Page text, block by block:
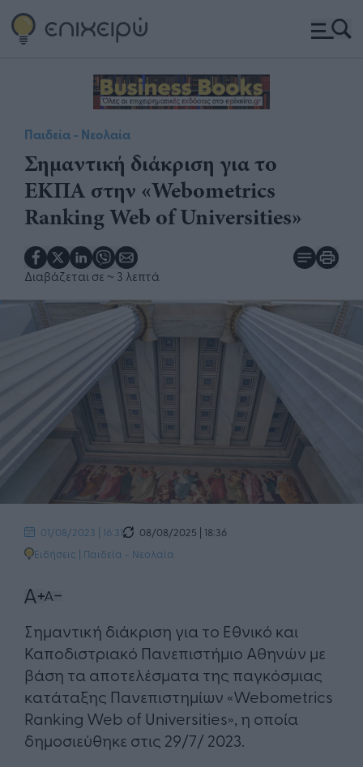
Παιδεία - Νεολαία
Σημαντική διάκριση για το
ΕΚΠΑ στην «Webometrics
Ranking Web of Universities»
Διαβάζεται σε ~ 3 λεπτά
01/08/2023 | 16:31
08/08/2025 | 18:36
Ειδήσεις | Παιδεία - Νεολαία
Σημαντική διάκριση για το Εθνικό και
Καποδιστριακό Πανεπιστήμιο Αθηνών με
βάση τα αποτελέσματα της παγκόσμιας
κατάταξης Πανεπιστημίων «Webometrics
Ranking Web of Universities», η οποία
δημοσιεύθηκε στις 29/7/ 2023.